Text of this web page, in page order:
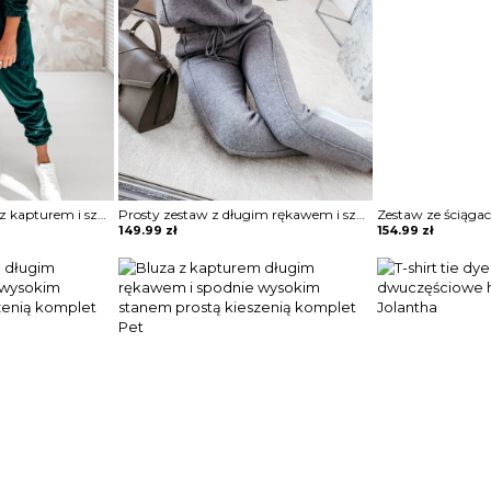
Jednolity zestaw bluz z kapturem i sznurkiem długim rękawem komplet Nicolea Prosty zestaw z długim rękawem i sznurkiem do spodni komplet Tatjana
149.99 zł 154.99 zł